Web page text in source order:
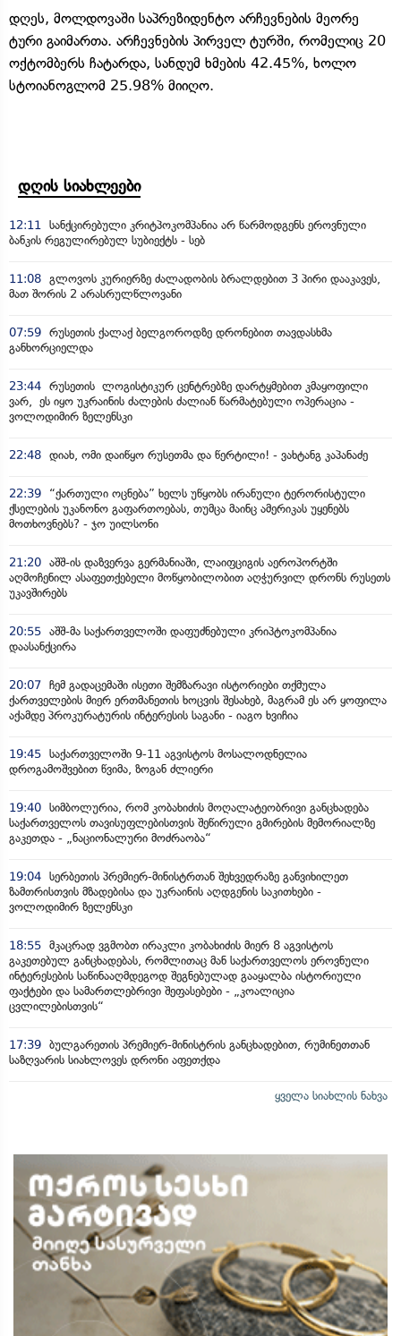
დღეს, მოლდოვაში საპრეზიდენტო არჩევნების მეორე
ტური გაიმართა. არჩევნების პირველ ტურში, რომელიც 20
ოქტომბერს ჩატარდა, სანდუმ ხმების 42.45%, ხოლო
სტოიანოგლომ 25.98% მიიღო.
დღის სიახლეები
12:11
სანქცირებული კრიტპოკომპანია არ წარმოდგენს ეროვნული
ბანკის რეგულირებულ სუბიექტს - სებ
11:08 გლოვოს კურიერზე ძალადობის ბრალდებით 3 პირი დააკავეს,
მათ შორის 2 არასრულწლოვანი
07:59 რუსეთის ქალაქ ბელგოროდზე დრონებით თავდასხმა
განხორციელდა
23:44 რუსეთის ლოგისტიკურ ცენტრებზე დარტყმებით კმაყოფილი
ვარ, ეს იყო უკრაინის ძალების ძალიან წარმატებული ოპერაცია -
ვოლოდიმირ ზელენსკი
22:48 დიახ, ომი დაიწყო რუსეთმა და წერტილი! - ვახტანგ კაპანაძე
22:39
“ქართული ოცნება” ხელს უწყობს ირანული ტერორისტული
ქსელების უკანონო გაფართოებას, თუმცა მაინც ამერიკას უყენებს
მოთხოვნებს? - ჯო უილსონი
21:20 აშშ-ის დაზვერვა გერმანიაში, ლაიფციგის აეროპორტში
აღმოჩენილ ასაფეთქებელი მოწყობილობით აღჭურვილ დრონს რუსეთს
უკავშირებს
20:55 აშშ-მა საქართველოში დაფუძნებული კრიპტოკომპანია
დაასანქცირა
20:07 ჩემ გადაცემაში ისეთი შემზარავი ისტორიები თქმულა
ქართველების მიერ ერთმანეთის ხოცვის შესახებ, მაგრამ ეს არ ყოფილა
აქამდე პროკურატურის ინტერესის საგანი - იაგო ხვიჩია
19:45 საქართველოში 9-11 აგვისტოს მოსალოდნელია
დროგამოშვებით წვიმა, ზოგან ძლიერი
19:40 სიმბოლურია, რომ კობახიძის მოღალატეობრივი განცხადება
საქართველოს თავისუფლებისთვის შეწირული გმირების მემორიალზე
გაკეთდა - „ნაციონალური მოძრაობა“
19:04 სერბეთის პრემიერ-მინისტრთან შეხვედრაზე განვიხილეთ
ზამთრისთვის მზადებისა და უკრაინის აღდგენის საკითხები -
ვოლოდიმირ ზელენსკი
18:55 მკაცრად ვგმობთ ირაკლი კობახიძის მიერ 8 აგვისტოს
გაკეთებულ განცხადებას, რომლითაც მან საქართველოს ეროვნული
ინტერესების საწინააღმდეგოდ შეგნებულად გააყალბა ისტორიული
ფაქტები და სამართლებრივი შეფასებები - „კოალიცია
ცვლილებისთვის“
17:39 ბულგარეთის პრემიერ-მინისტრის განცხადებით, რუმინეთთან
საზღვარის სიახლოვეს დრონი აფეთქდა
ყველა სიახლის ნახვა